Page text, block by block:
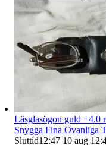
Läsglasögon guld +4.0
Snygga Fina Ovanliga
Sluttid12:47 10 aug